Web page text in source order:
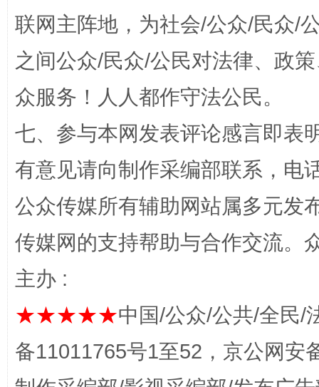
“蜀中异人”王建安的艺术幻境
联网主阵地，为社会/公众/民众/
之间公众/民众/公民对法律、政
众服务！人人都作守法公民。
七、参与本网发表评论感言即表
有意见请向制作采编部联系，电
公众传媒所有辅助网站属多元发
传媒网的支持帮助与合作交流。
主办 :
★★★★★中国/公众/公共/全民/
备11011765号1至52，京公网安